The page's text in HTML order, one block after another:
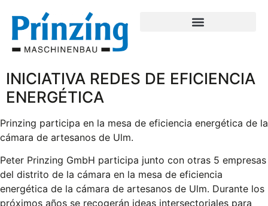
INICIATIVA REDES DE EFICIENCIA
ENERGÉTICA
Prinzing participa en la mesa de eficiencia energética de la
cámara de artesanos de Ulm.
Peter Prinzing GmbH participa junto con otras 5 empresas
del distrito de la cámara en la mesa de eficiencia
energética de la cámara de artesanos de Ulm. Durante los
próximos años se recogerán ideas intersectoriales para